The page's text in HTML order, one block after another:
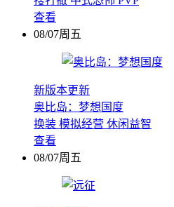
查看
08/07周五
新版本更新
奥比岛：梦想国度
换装 模拟经营 休闲益智
查看
08/07周五